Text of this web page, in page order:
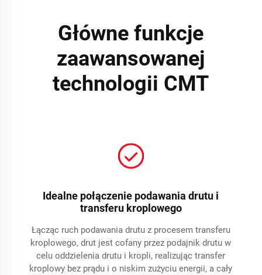
Główne funkcje
zaawansowanej
technologii CMT
Idealne połączenie podawania drutu i
transferu kroplowego
Łącząc ruch podawania drutu z procesem transferu
kroplowego, drut jest cofany przez podajnik drutu w
celu oddzielenia drutu i kropli, realizując transfer
kroplowy bez prądu i o niskim zużyciu energii, a cały